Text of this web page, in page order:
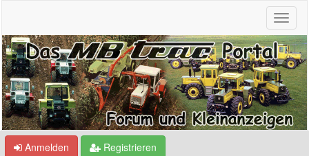
Anmelden Registrieren